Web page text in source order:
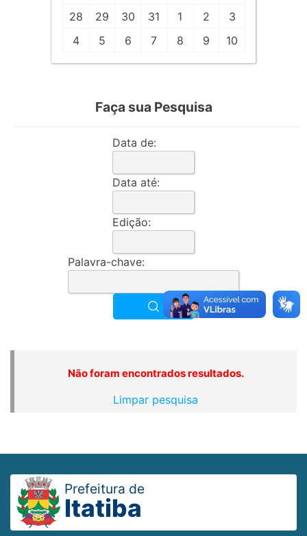
28
29 30 31 1 2
3
4
5 6 7 8 9 10
Faça sua Pesquisa
Data de:
Data até:
Edição:
Palavra-chave:
Não foram encontrados resultados.
Limpar pesquisa
Prefeitura de
Itatiba